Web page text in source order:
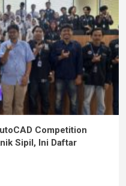
Competition
Sipil, Ini Daftar